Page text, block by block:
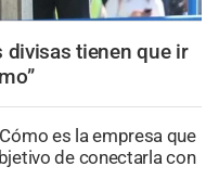
divisas tienen que ir
Cómo es la empresa que
de conectarla con